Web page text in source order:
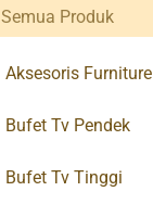
Semua Produk
Aksesoris Furniture
Bufet Tv Pendek
Bufet Tv Tinggi